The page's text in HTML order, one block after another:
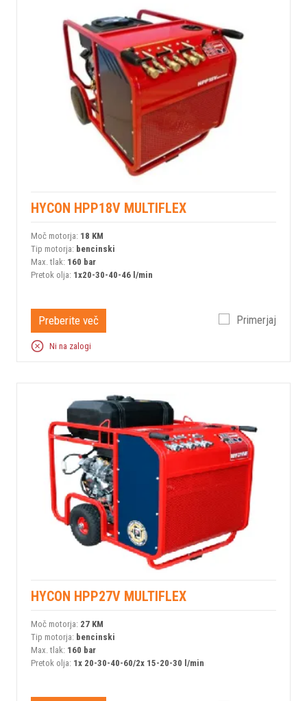
HYCON HPP18V MULTIFLEX
Moč motorja: 18 KM
Tip motorja: bencinski
Max. tlak: 160 bar
Pretok olja: 1x20-30-40-46 l/min
Preberite več Primerjaj
Ni na zalogi
HYCON HPP27V MULTIFLEX
Moč motorja: 27 KM
Tip motorja: bencinski
Max. tlak: 160 bar
Pretok olja: 1x 20-30-40-60/2x 15-20-30 l/min